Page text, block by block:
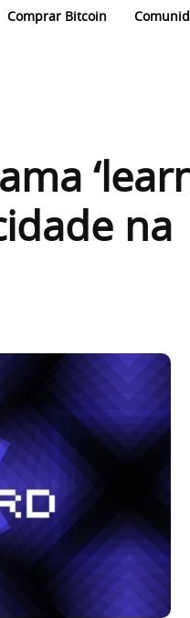
Comprar Bitcoin
na